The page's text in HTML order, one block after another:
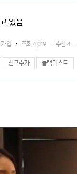
있음
가입 조회 4,019 추천 4
친구추가 블랙리스트